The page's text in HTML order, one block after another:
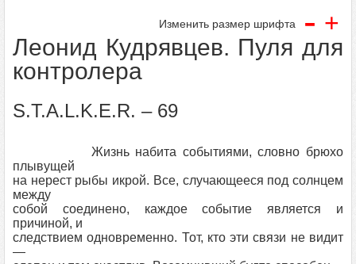
Изменить размер шрифта - +
Леонид Кудрявцев. Пуля для
контролера
S.T.A.L.K.E.R. – 69
Жизнь набита событиями, словно брюхо
плывущей
на нерест рыбы икрой. Все, случающееся под солнцем
между
собой соединено, каждое событие является и
причиной, и
следствием одновременно. Тот, кто эти связи не видит
—